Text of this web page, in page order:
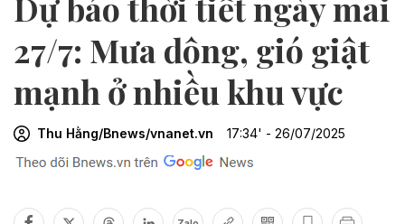
27/7: Mưa dông, gió giật
mạnh ở nhiều khu vực
Thu Hằng/Bnews/vnanet.vn 17:34' - 26/07/2025